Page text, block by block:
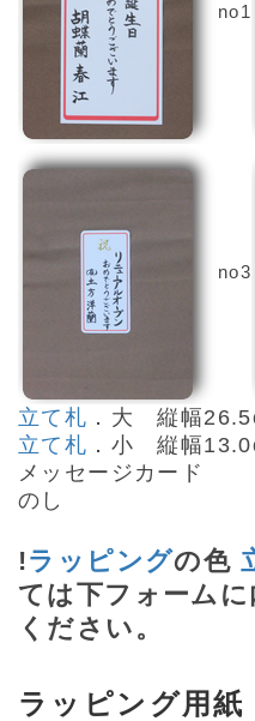
no1
no3
立て札 ．大 縦幅
立て札 ．小 縦幅
メッセージ カード
のし
!ラッピングの色
ては下フォーム
ください。
ラッピング用紙